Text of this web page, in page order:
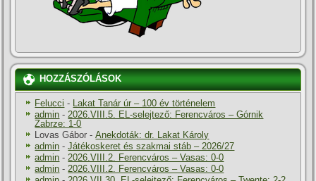
HOZZÁSZÓLÁSOK
Felucci - Lakat Tanár úr – 100 év történelem
admin - 2026.VIII.5. EL-selejtező: Ferencváros – Górnik
Zabrze: 1-0
Lovas Gábor -Anekdoták: dr. Lakat Károly
admin -Játékoskeret és szakmai stáb – 2026/27
admin - 2026.VIII.2. Ferencváros – Vasas: 0-0
admin - 2026.VIII.2. Ferencváros – Vasas: 0-0